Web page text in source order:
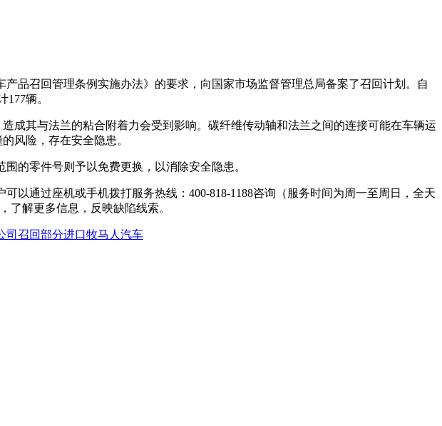
品召回管理条例实施办法》的要求，向国家市场监督管理总局备案了召回计划。自
辆。
成其与法兰的粘合附着力会受到影响。碳纤维传动轴和法兰之间的连接可能在车辆运
风险，存在安全隐患。
的零件号则予以免费更换，以消除安全隐患。
以通过座机或手机拨打服务热线：400-818-1188咨询（服务时间为周一至周日，全天
了解更多信息，反映缺陷线索。
司召回部分进口牧马人汽车